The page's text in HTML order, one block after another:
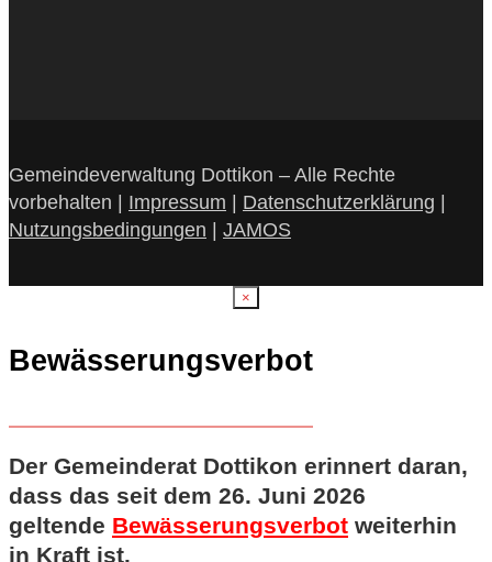
Gemeindeverwaltung Dottikon – Alle Rechte
vorbehalten | Impressum | Datenschutzerklärung |
Nutzungsbedingungen | JAMOS
×
Bewässerungsverbot
Der Gemeinderat Dottikon erinnert daran,
dass das seit dem 26. Juni 2026
geltende Bewässerungsverbot weiterhin
in Kraft ist.